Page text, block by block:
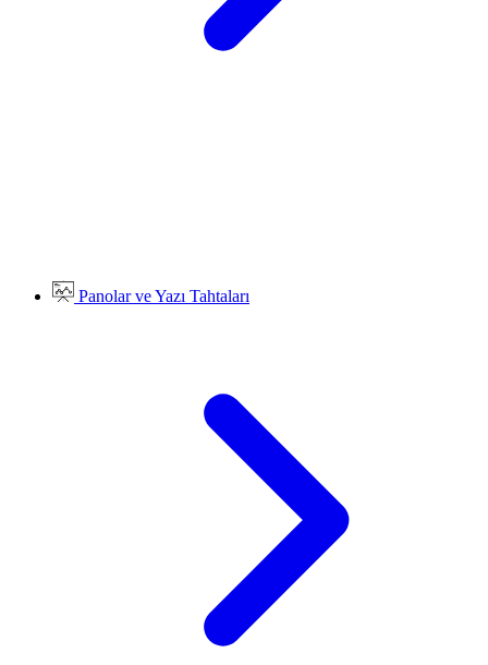
Panolar ve Yazı Tahtaları